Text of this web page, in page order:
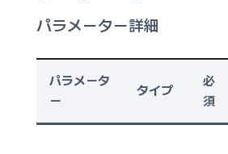
パラメーター詳細
パラメータ
ー
タイプ
必
須